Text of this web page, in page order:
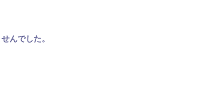
んでした。